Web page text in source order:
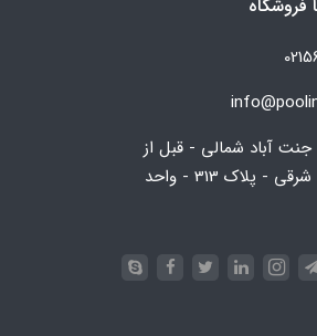
فروشگاه
جنت آباد شمالی - قبل از
گلستان شرقی - پلاک 313 - واحد